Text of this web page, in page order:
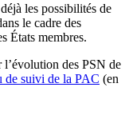
les possibilités de
le cadre des
États membres.
des PSN de
de suivi de la PAC (en